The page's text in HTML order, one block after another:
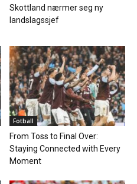
Skottland nærmer seg ny
landslagssjef
Fotball
From Toss to Final Over:
Staying Connected with Every
Moment